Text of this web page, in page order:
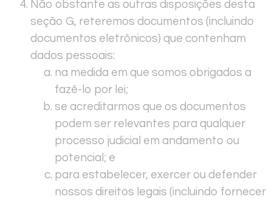
Não obstante as outras disposições desta
seção G, reteremos documentos (incluindo
documentos eletrônicos) que contenham
dados pessoais:
na medida em que somos obrigados a
fazê-lo por lei;
se acreditarmos que os documentos
podem ser relevantes para qualquer
processo judicial em andamento ou
potencial; e
para estabelecer, exercer ou defender
nossos direitos legais (incluindo fornecer